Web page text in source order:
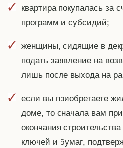
квартира покупалась за
программ и субсидий;
женщины, сидящие в
подать заявление на
лишь после выхода на
если вы приобретаете
доме, то сначала вам
окончания
ключей и бумаг,